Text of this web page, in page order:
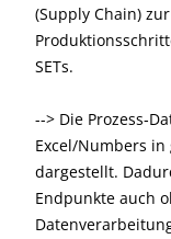
(Supply Chain)
SETs.
--> Die
Excel/Numbers in
dargestellt.
Endpunkte auch